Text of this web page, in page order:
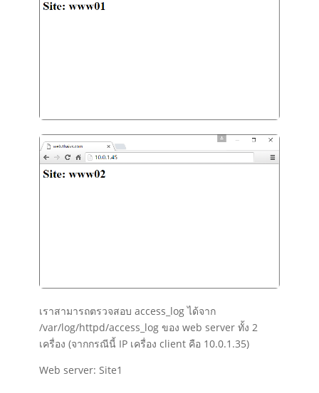
เราสามารถตรวจสอบ access_log ได้จาก
/var/log/httpd/access_log ของ web server ทั้ง 2
เครื่อง (จากกรณีนี้ IP เครื่อง client คือ 10.0.1.35)
Web server: Site1